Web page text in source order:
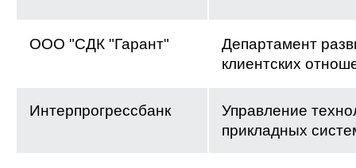
ООО "СДК "Гарант"
Департамент
клиентских
Интерпрогрессбанк
Управление
прикладных